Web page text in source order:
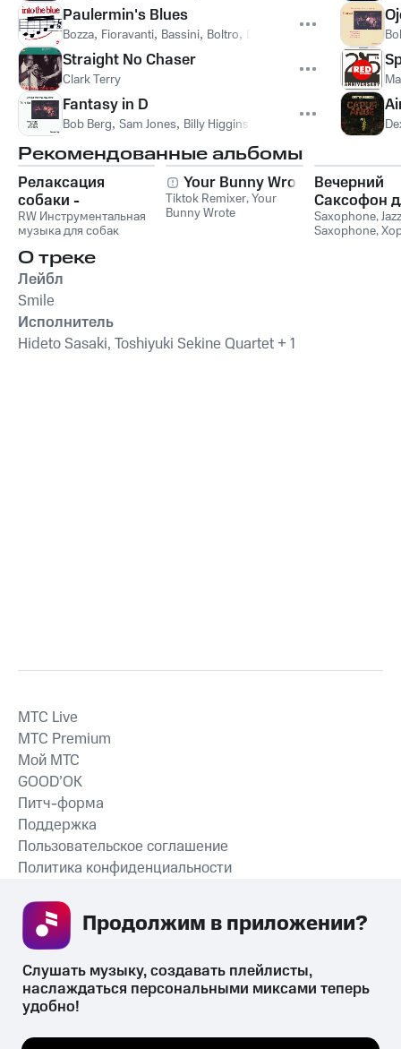
Paulermin's Blues
Bozza, Fioravanti, Bassini, Boltro, Boltro, Bozza, Bassini,
Straight No Chaser
Clark Terry
Fantasy in D
Bob Berg, Sam Jones, Billy Higgins
Рекомендованные альбомы
Релаксация
собаки -
Расслабляющая
музыка для собак,
успокаивающие и
успокаивающие
звуки для
животных,
антистрессовая
терапия,
RW Инструментальная
музыка для собак
Your Bunny Wrote
Tiktok Remixer,Your
Bunny Wrote
Вечерний
Саксофон
Души
Лаунж)
Saxophone,Jazz
Saxophone,
О треке
Лейбл
Smile
Исполнитель
Hideto Sasaki, Toshiyuki Sekine Quartet + 1
СКАЧАТЬ ПРИЛОЖЕНИЕ
MTС Live
MTС Premium
Мой МТС
GOOD’OK
Питч-форма
Поддержка
Пользовательское соглашение
Политика конфиденциальности
психотропных веществ, их аналогов причиняет вред здоровью,
Слушать музыку, создавать плейлисты,
наслаждаться персональными миксами теперь
удобно!